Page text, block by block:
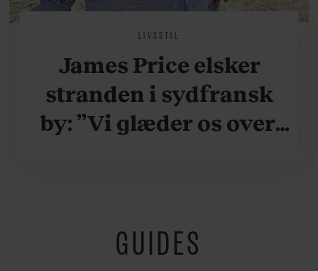
LIVSSTIL
James Price elsker
stranden i sydfransk
by: ”Vi glæder os over,
fredeligt”
GUIDES